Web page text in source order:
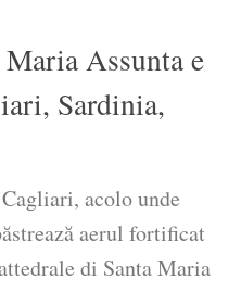
Assunta e
Sardinia,
acolo unde
aerul fortificat
di Santa Maria